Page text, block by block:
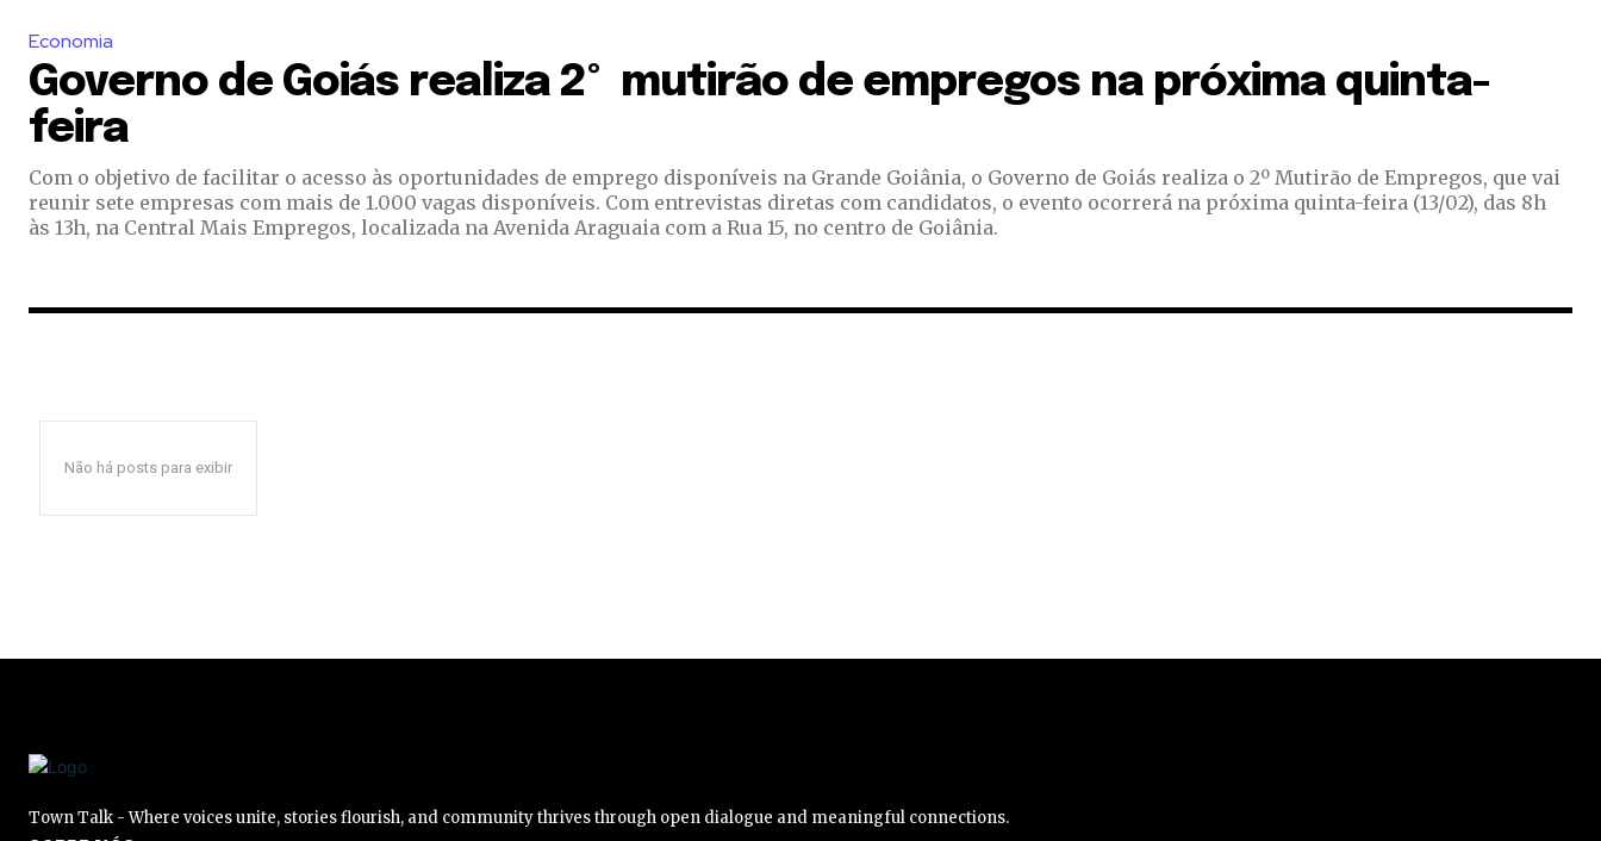
Economia
Governo de Goiás realiza 2º mutirão de empregos na próxima quinta-
feira
Com o objetivo de facilitar o acesso às oportunidades de emprego disponíveis na Grande Goiânia, o Governo de Goiás realiza o 2º Mutirão de Empregos, que vai
reunir sete empresas com mais de 1.000 vagas disponíveis. Com entrevistas diretas com candidatos, o evento ocorrerá na próxima quinta-feira (13/02), das 8h
às 13h, na Central Mais Empregos, localizada na Avenida Araguaia com a Rua 15, no centro de Goiânia.
Não há posts para exibir
Town Talk - Where voices unite, stories flourish, and community thrives through open dialogue and meaningful connections.